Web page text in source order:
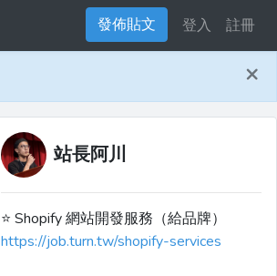
發佈貼文 登入 註冊
×
站長阿川
⭐️ Shopify 網站開發服務（給品牌）
https://job.turn.tw/shopify-services